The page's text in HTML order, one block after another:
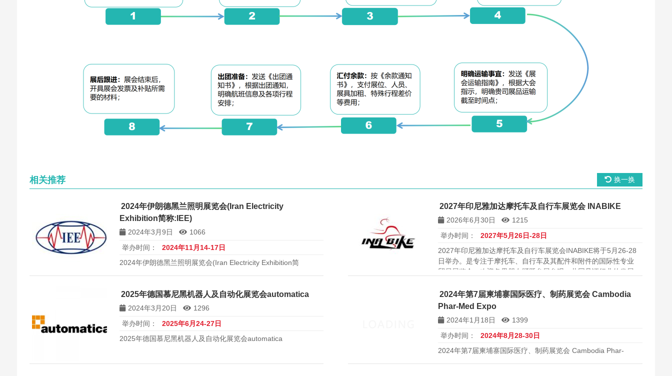
相关推荐 换一换
2024年伊朗德黑兰照明展览会(Iran Electricity
Exhibition简称:IEE)
2024年3月9日
1066
举办时间：
2024年11月14-17日
2024年伊朗德黑兰照明展览会(Iran Electricity Exhibition简
2027年印尼雅加达摩托车及自行车展览会 INABIKE
2026年6月30日
1215
举办时间：
2027年5月26日-28日
2027年印尼雅加达摩托车及自行车展览会INABIKE将于5月26-28
日举办。是专注于摩托车、自行车及其配件和附件的国际性专业
贸易展览会。欢迎各界朋友踊跃参展参观，共同见证行业的发展
球领先的参展商和专业观众...
2025年德国慕尼黑机器人及自动化展览会automatica
2024年3月20日
1296
举办时间：
2025年6月24-27日
2025年德国慕尼黑机器人及自动化展览会automatica
2024年第7届柬埔寨国际医疗、制药展览会 Cambodia
Phar-Med Expo
2024年1月18日
1399
举办时间：
2024年8月28-30日
2024年第7届柬埔寨国际医疗、制药展览会 Cambodia Phar-